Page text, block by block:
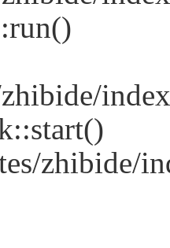
zhibide/